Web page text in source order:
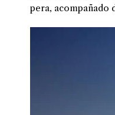
pera, acompañado